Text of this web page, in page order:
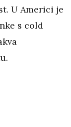
U Americi je
s cold